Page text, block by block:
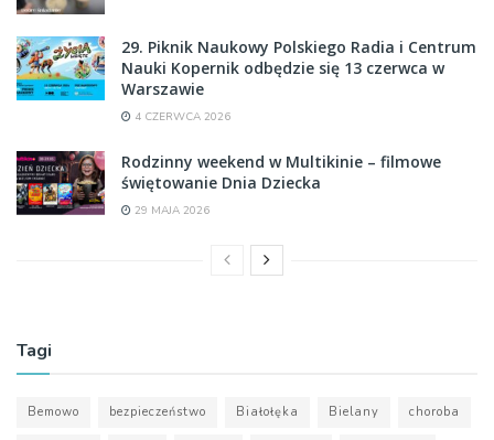
29. Piknik Naukowy Polskiego Radia i Centrum
Nauki Kopernik odbędzie się 13 czerwca w
Warszawie
4 CZERWCA 2026
Rodzinny weekend w Multikinie – filmowe
świętowanie Dnia Dziecka
29 MAJA 2026
Tagi
Bemowo bezpieczeństwo Białołęka Bielany choroba